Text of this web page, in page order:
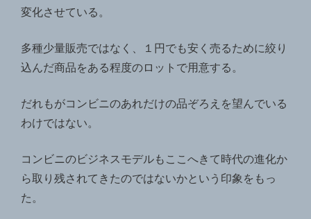
変化させている。
多種少量販売ではなく、１円でも安く売るために絞り
込んだ商品をある程度のロットで用意する。
だれもがコンビニのあれだけの品ぞろえを望んでいる
わけではない。
コンビニのビジネスモデルもここへきて時代の進化か
ら取り残されてきたのではないかという印象をもっ
た。